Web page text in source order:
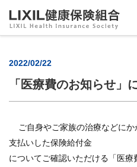
のし
の給
付
2022/02/22
「医療費のお知らせ」
ご自身やご家族の治療などにか
支払いした保険給付金
についてご確認いただける「医